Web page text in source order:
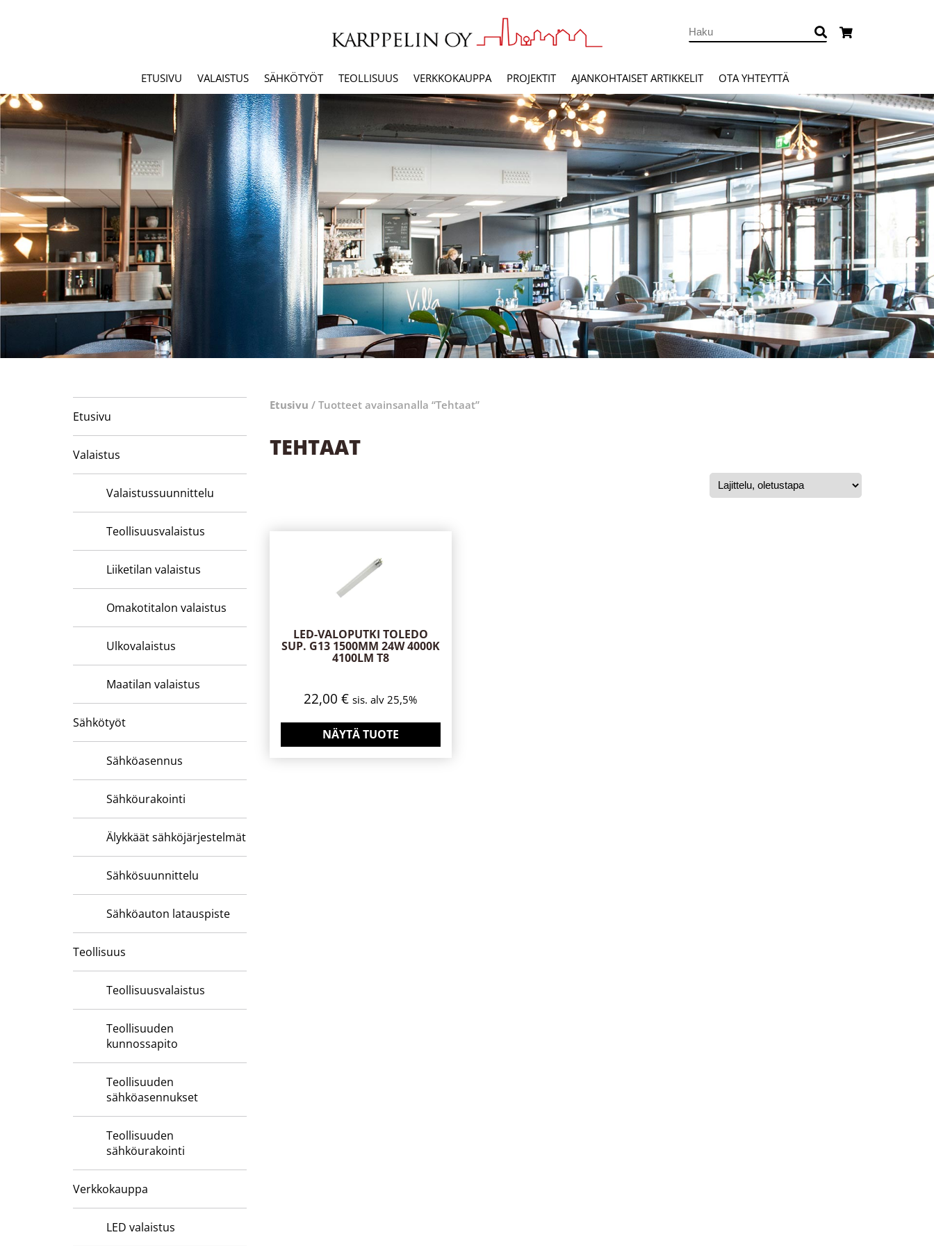
ETUSIVU VALAISTUS SÄHKÖTYÖT TEOLLISUUS VERKKOKAUPPA PROJEKTIT AJANKOHTAISET ARTIKKELIT OTA YHTEYTTÄ
Etusivu
Valaistus
Valaistussuunnittelu
Teollisuusvalaistus
Liiketilan valaistus
Omakotitalon valaistus
Ulkovalaistus
Maatilan valaistus
Sähkötyöt
Sähköasennus
Sähköurakointi
Älykkäät sähköjärjestelmät
Sähkösuunnittelu
Sähköauton latauspiste
Teollisuus
Teollisuusvalaistus
Teollisuuden
kunnossapito
Teollisuuden
sähköasennukset
Teollisuuden
sähköurakointi
Verkkokauppa
LED valaistus
Etusivu / Tuotteet avainsanalla “Tehtaat”
TEHTAAT
LED-VALOPUTKI TOLEDO
SUP. G13 1500MM 24W 4000K
4100LM T8
22,00€ sis. alv 25,5%
NÄYTÄ TUOTE